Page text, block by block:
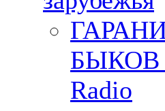
БЫКОВ
Radio